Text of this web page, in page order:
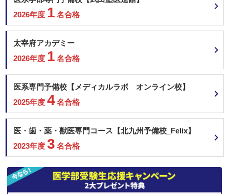
2026年度 1 名合格
太宰府アカデミー
2026年度 1 名合格
医系専門予備校【メディカルラボ オンライン校】
2025年度 4名合格
医・歯・薬・獣医専門コース【北九州予備校_Felix】
2023年度 3 名合格